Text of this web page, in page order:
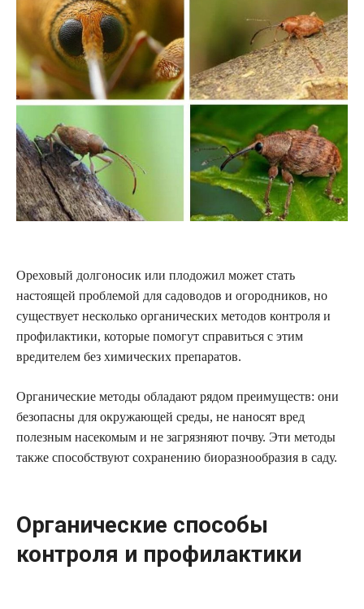
Ореховый долгоносик или плодожил может стать
настоящей проблемой для садоводов и огородников, но
существует несколько органических методов контроля и
профилактики, которые помогут справиться с этим
вредителем без химических препаратов.
Органические методы обладают рядом преимуществ: они
безопасны для окружающей среды, не наносят вред
полезным насекомым и не загрязняют почву. Эти методы
также способствуют сохранению биоразнообразия в саду.
Органические способы
контроля и профилактики